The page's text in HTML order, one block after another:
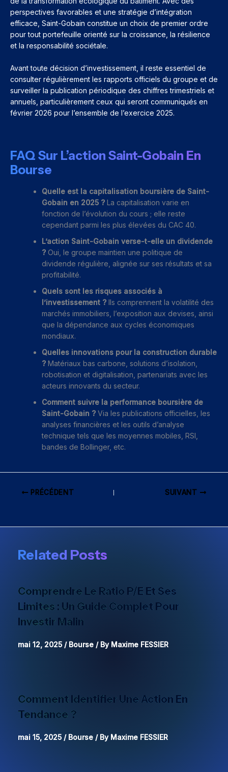
perspectives favorables et une stratégie d’intégration
efficace, Saint-Gobain constitue un choix de premier ordre
pour tout portefeuille orienté sur la croissance, la résilience
et la responsabilité sociétale.
Avant toute décision d’investissement, il reste essentiel de
consulter régulièrement les rapports officiels du groupe et de
surveiller la publication périodique des chiffres trimestriels et
annuels, particulièrement ceux qui seront communiqués en
février 2026 pour l’ensemble de l’exercice 2025.
FAQ Sur L’action Saint-Gobain En
Bourse
Quelle est la capitalisation boursière de Saint-
Gobain en 2025 ? La capitalisation varie en
fonction de l’évolution du cours ; elle reste
cependant parmi les plus élevées du CAC 40.
L’action Saint-Gobain verse-t-elle un dividende
? Oui, le groupe maintien une politique de
dividende régulière, alignée sur ses résultats et sa
profitabilité.
Quels sont les risques associés à
l’investissement ? Ils comprennent la volatilité des
marchés immobiliers, l’exposition aux devises, ainsi
que la dépendance aux cycles économiques
mondiaux.
Quelles innovations pour la construction durable
? Matériaux bas carbone, solutions d’isolation,
robotisation et digitalisation, partenariats avec les
acteurs innovants du secteur.
Comment suivre la performance boursière de
Saint-Gobain ? Via les publications officielles, les
analyses financières et les outils d’analyse
technique tels que les moyennes mobiles, RSI,
bandes de Bollinger, etc.
PRÉCÉDENT SUIVANT
Related Posts
Comprendre Le Ratio P/E Et Ses
Limites : Un Guide Complet Pour
Investir Malin
mai 12, 2025 / Bourse / By Maxime FESSIER
Comment Identifier Une Action En
Tendance ?
mai 15, 2025 / Bourse / By Maxime FESSIER